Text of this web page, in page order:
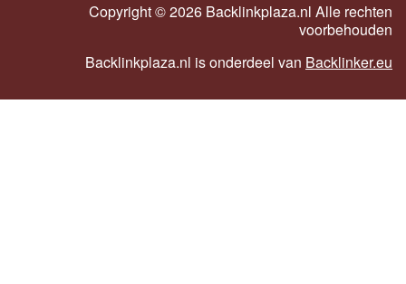
Copyright ©2026 Backlinkplaza.nl Alle rechten
voorbehouden
Backlinkplaza.nl is onderdeel van Backlinker.eu